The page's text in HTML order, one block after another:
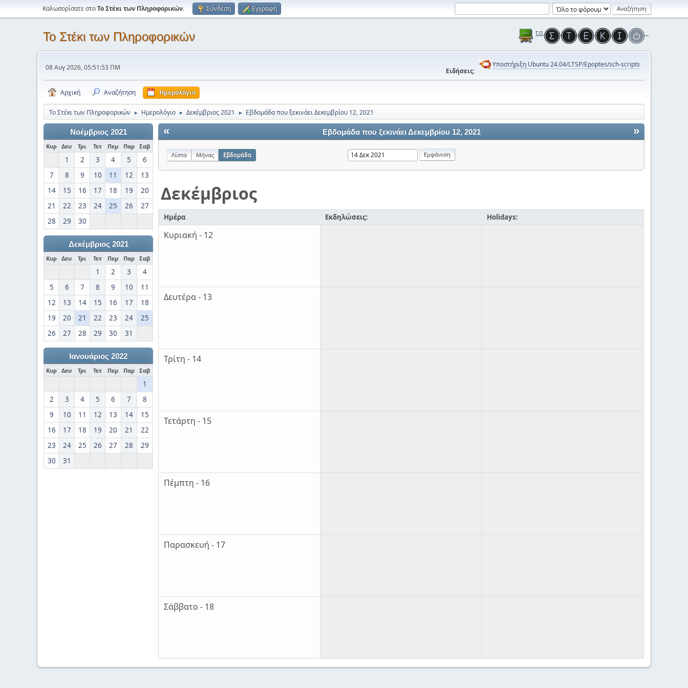
Καλωσορίσατε στοΤο Στέκι των Πληροφορικών. Σύνδεση Εγγραφή
Το Στέκι των Πληροφορικών
08 Αυγ 2026, 05:51:53 ΠΜ Ειδήσεις:
Υποστήριξη Ubuntu 24.04/LTSP/Epoptes/sch-scripts
Αρχική Αναζήτηση Ημερολόγιο
Το Στέκι των Πληροφορικών ► Ημερολόγιο ► Δεκέμβριος 2021 ► Εβδομάδα που ξεκινάει Δεκεμβρίου 12, 2021
Νοέμβριος 2021
Κυρ Δευ Τρι Τετ Πεμ Παρ Σαβ
1 2 3 4 5
6
7
8 9 10 11 12
13
14
15 16 17 18 19
20
21
22 23 24 25 26
27
28
29 30
Δεκέμβριος 2021
Κυρ Δευ Τρι Τετ Πεμ Παρ Σαβ
1 2 3
4
5
6 7 8 9 10
11
12
13 14 15 16 17
18
19
20 21 22 23 24
25
26
27 28 29 30 31
Ιανουάριος 2022
Κυρ Δευ Τρι Τετ Πεμ Παρ Σαβ
1
2
3 4 5 6 7
8
9
10 11 12 13 14
15
16
17 18 19 20 21
22
23
24 25 26 27 28
29
30
31
« »
Εβδομάδα που ξεκινάει Δεκεμβρίου 12, 2021
Λίστα Μήνας Εβδομάδα
Δεκέμβριος
Ημέρα Εκδηλώσεις: Holidays:
Κυριακή - 12
Δευτέρα - 13
Τρίτη - 14
Τετάρτη - 15
Πέμπτη - 16
Παρασκευή - 17
Σάββατο - 18